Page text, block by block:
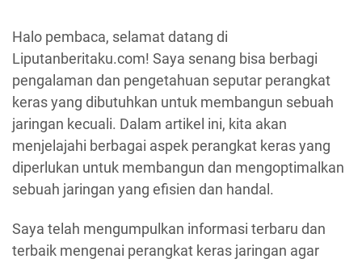
Halo pembaca, selamat datang di
Liputanberitaku.com! Saya senang bisa berbagi
pengalaman dan pengetahuan seputar perangkat
keras yang dibutuhkan untuk membangun sebuah
jaringan kecuali. Dalam artikel ini, kita akan
menjelajahi berbagai aspek perangkat keras yang
diperlukan untuk membangun dan mengoptimalkan
sebuah jaringan yang efisien dan handal.
Saya telah mengumpulkan informasi terbaru dan
terbaik mengenai perangkat keras jaringan agar